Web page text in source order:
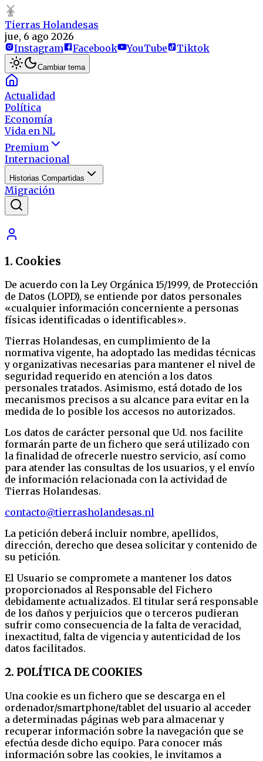
Tierras Holandesas
jue, 6 ago 2026
Instagram
Facebook YouTube Tiktok
Cambiar tema
Actualidad
Política
Economía
Vida en NL
Premium
Internacional
Historias Compartidas
Migración
1. Cookies
De acuerdo con la Ley Orgánica 15/1999, de Protección
de Datos (LOPD), se entiende por datos personales
«cualquier información concerniente a personas
físicas identificadas o identificables».
Tierras Holandesas, en cumplimiento de la
normativa vigente, ha adoptado las medidas técnicas
y organizativas necesarias para mantener el nivel de
seguridad requerido en atención a los datos
personales tratados. Asimismo, está dotado de los
mecanismos precisos a su alcance para evitar en la
medida de lo posible los accesos no autorizados.
Los datos de carácter personal que Ud. nos facilite
formarán parte de un fichero que será utilizado con
la finalidad de ofrecerle nuestro servicio, así como
para atender las consultas de los usuarios, y el envío
de información relacionada con la actividad de
Tierras Holandesas.
contacto@tierrasholandesas.nl
La petición deberá incluir nombre, apellidos,
dirección, derecho que desea solicitar y contenido de
su petición.
El Usuario se compromete a mantener los datos
proporcionados al Responsable del Fichero
debidamente actualizados. El titular será responsable
de los daños y perjuicios que o terceros pudieran
sufrir como consecuencia de la falta de veracidad,
inexactitud, falta de vigencia y autenticidad de los
datos facilitados.
2. POLÍTICA DE COOKIES
Una cookie es un fichero que se descarga en el
ordenador/smartphone/tablet del usuario al acceder
a determinadas páginas web para almacenar y
recuperar información sobre la navegación que se
efectúa desde dicho equipo. Para conocer más
información sobre las cookies, le invitamos a